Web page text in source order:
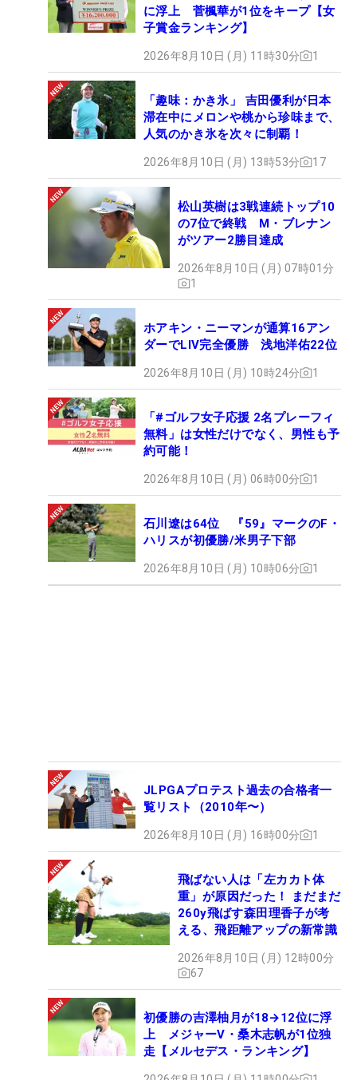
に浮上 菅楓華が1位をキープ【女
子賞金ランキング】
2026年8月10日 (月) 11時30分 1
「趣味：かき氷」 吉田優利が日本
滞在中にメロンや桃から珍味まで、
人気のかき氷を次々に制覇！
2026年8月10日 (月) 13時53分 17
松山英樹は3戦連続トップ10
の7位で終戦 M・ブレナン
がツアー2勝目達成
2026年8月10日 (月) 07時01分
1
ホアキン・ニーマンが通算16アン
ダーでLIV完全優勝 浅地洋佑22位
2026年8月10日 (月) 10時24分 1
「#ゴルフ女子応援 2名プレーフィ
無料」は女性だけでなく、男性も予
約可能！
2026年8月10日 (月) 06時00分 1
石川遼は64位 『59』マークのF・
ハリスが初優勝/米男子下部
2026年8月10日 (月) 10時06分 1
JLPGAプロテスト過去の合格者一
覧リスト（2010年〜）
2026年8月10日 (月) 16時00分 1
飛ばない人は「左カカト体
重」が原因だった！ まだまだ
260y飛ばす森田理香子が考
える、飛距離アップの新常識
2026年8月10日 (月) 12時00分
67
初優勝の吉澤柚月が18→12位に浮
上 メジャーV・桑木志帆が1位独
走【メルセデス・ランキング】